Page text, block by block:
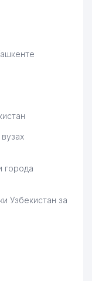
города
Узбекистан за